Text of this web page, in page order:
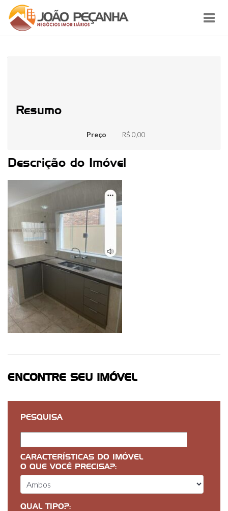
Resumo
Preço R$ 0,00
Descrição do Imóvel
ENCONTRE SEU IMÓVEL
PESQUISA
CARACTERÍSTICAS DO IMÓVEL
O QUE VOCÊ PRECISA?:
QUAL TIPO?: